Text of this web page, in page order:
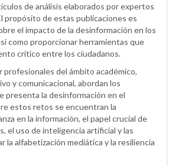
de análisis elaborados por expertos
propósito de estas publicaciones es
el impacto de la desinformación en los
como proporcionar herramientas que
crítico entre los ciudadanos.
del ámbito académico,
y comunicacional, abordan los
presenta la desinformación en el
estos retos se encuentran la
en la información, el papel crucial de
el uso de inteligencia artificial y las
la alfabetización mediática y la resiliencia